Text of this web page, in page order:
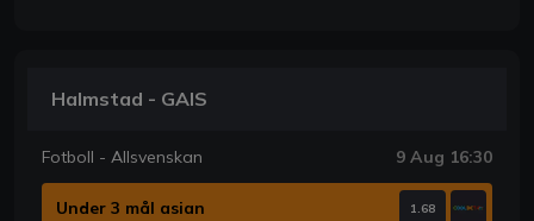
Halmstad - GAIS
Fotboll - Allsvenskan 9 Aug 16:30
Under 3 mål asian 1.68